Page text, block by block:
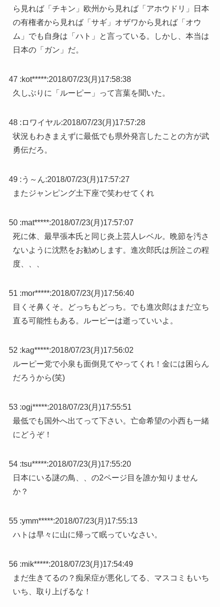
ら見れば「チキン」欧州から見れば「アホウドリ」日本
の有権者から見れば「サギ」オザワから見れば「オウ
ム」でも自身は「ハト」と言っている。しかし、本当は
日本の「ガン」だ。
47 :kot*****:2018/07/23(月)17:58:38
久しぶりに「ルーピー」って言葉を聞いた。
48 : ロワイヤル:2018/07/23(月)17:57:28
状況もわきまえずに最低でも県外発言したことの方が武
勇伝だろ。
49 : う～ん:2018/07/23(月)17:57:27
またジャンピング土下座で笑わせてくれ
50 :mat*****:2018/07/23(月)17:57:07
死に体、最早張本氏と同じ炎上芸人レベル。晩節を汚さ
ないように沈黙をお勧めします。進次郎氏は所詮この程
度、、、
51 :mor*****:2018/07/23(月)17:56:40
目くそ鼻くそ。どっちもどっち。でも進次郎はまだ立ち
直る可能性もある。ルーピーは逝っていいよ。
52 :kag*****:2018/07/23(月)17:56:02
ルーピー党で小泉も面倒見てやってくれ！金には困らん
だろうから(笑)
53 :ogj*****:2018/07/23(月)17:55:51
最低でも国外へ出てって下さい。亡命希望の小西も一緒
にどうぞ！
54 :tsu*****:2018/07/23(月)17:55:20
日本にいる謎の鳥、、の2ページ目を誰か知りません
か？
55 :ymm*****:2018/07/23(月)17:55:13
ハトは早々に山に帰って眠っていなさい。
56 :mik*****:2018/07/23(月)17:54:49
まだ生きてるの？痴呆症が悪化してる、マスコミもいち
いち、取り上げるな！